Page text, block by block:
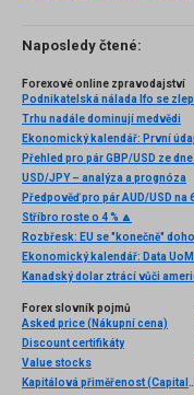
Naposledy čtené:
Forexové online zpravodajství
Podnikatelská nálada Ifo se
Trhu nadále dominují medvědi
USD/JPY – analýza a prognóza
Předpověď pro pár AUD/USD na
Stříbro roste o 4 % 🔼
Kanadský dolar ztrácí vůči
Forex slovník pojmů
Asked price (Nákupní cena)
Discount certifikáty
Value stocks
Kapitálová přiměřenost (Capital adequacy)